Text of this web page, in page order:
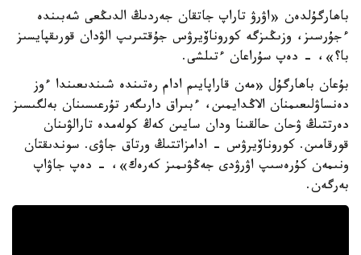
باھارگۇلدەن «اۋرۋ تاراپ جاتقان جەردىڭ الدىڭعى شەبىندە
ءجۇرسىز، وزىڭىزگە كوروناۆيرۋس جۇقتىرىپ الۋدان قورىقپايسىز
با؟»، - دەپ سۇراعان ءتىلشى.
بۇعان باھارگۇل «مەن قاراپايىم ادام رەتىندە شىندىعىندا ءوز
دەنساۋلىعىمنان الاڭدايمىن، ءبىراق دارىگەر تۇرعىسىنان بەلگىسىز
دەرتتىڭ ۋحان حالقىنا ودان سايىن كەڭ كولەمدە تارالۋىنان
قورقامىن. كوروناۆيرۋس - ادامزاتتىڭ ورتاق جاۋى. سوندىقتان
ونىمەن كۇرەسىپ اۋرۋدى جەڭۋىمىز كەرەك»، - دەپ جاۋاپ
بەرگەن.